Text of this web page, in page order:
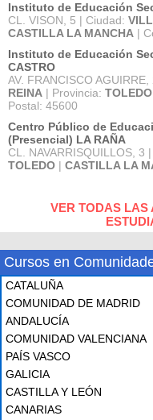
Instituto de Educación
CL. VISON, 5 | Ciudad:
CASTILLA LA MANCHA |
Instituto de Educación
CASTRO
AV. FRANCISCO
REINA | Provincia: TOLEDO
Postal: 45600
Centro Público de
(Presencial) LA RAÑA
CL. NAVARRISQUILLOS, 3
TOLEDO | CASTILLA LA
VER TODAS LAS
Cursos en
CATALUÑA
COMUNIDAD DE MADRID
ANDALUCÍA
COMUNIDAD VALENCIANA
PAÍS VASCO
GALICIA
CASTILLA Y LEÓN
CANARIAS